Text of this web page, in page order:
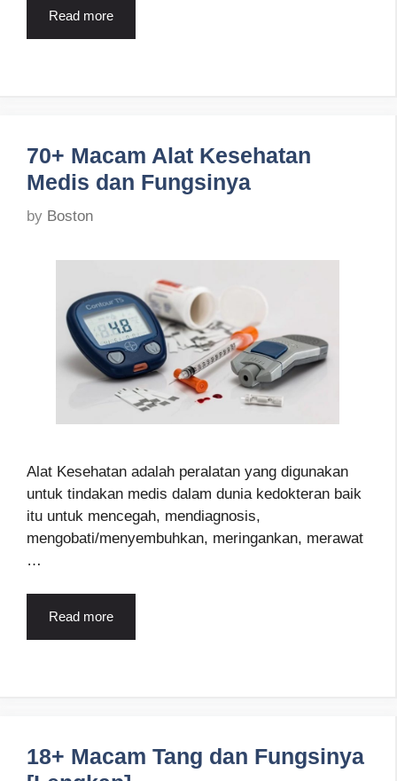
Read more
70+ Macam Alat Kesehatan
Medis dan Fungsinya
by Boston
Alat Kesehatan adalah peralatan yang digunakan
untuk tindakan medis dalam dunia kedokteran baik
itu untuk mencegah, mendiagnosis,
mengobati/menyembuhkan, meringankan, merawat
…
Read more
18+ Macam Tang dan Fungsinya